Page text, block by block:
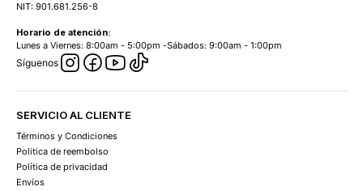
NIT: 901.681.256-8
Horario de atención:
Lunes a Viernes: 8:00am - 5:00pm -Sábados: 9:00am - 1:00pm
Síguenos
SERVICIO AL CLIENTE
Términos y Condiciones
Politica de reembolso
Política de privacidad
Envíos